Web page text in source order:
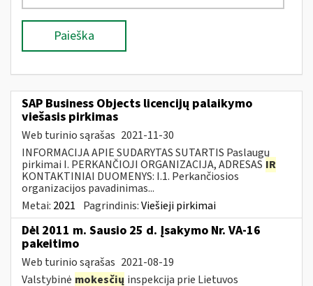
Paieška
SAP Business Objects licencijų palaikymo
viešasis pirkimas
Web turinio sąrašas 2021-11-30
INFORMACIJA APIE SUDARYTAS SUTARTIS Paslaugų
pirkimai I. PERKANČIOJI ORGANIZACIJA, ADRESAS IR
KONTAKTINIAI DUOMENYS: I.1. Perkančiosios
organizacijos pavadinimas...
Metai: 2021 Pagrindinis:Viešieji pirkimai
Dėl 2011 m. Sausio 25 d. Įsakymo Nr. VA-16
pakeitimo
Web turinio sąrašas 2021-08-19
Valstybinė mokesčių inspekcija prie Lietuvos